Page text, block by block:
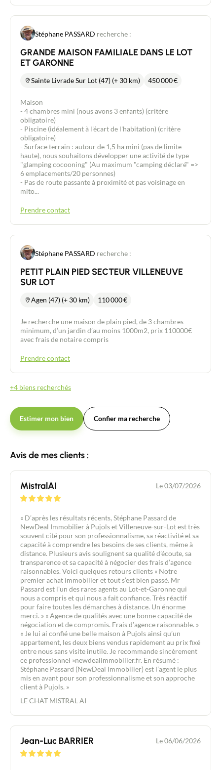
Contacter un conseiller
Estimer/Vendre
Acheter
Actualités
Stéphane PASSARD recherche :
GRANDE MAISON FAMILIALE DANS LE LOT
ET GARONNE
Sainte Livrade Sur Lot (47) (+ 30 km) 450 000€
Maison
- 4 chambres mini (nous avons 3 enfants) (critère
obligatoire)
- Piscine (idéalement à l'écart de l'habitation) (critère
obligatoire)
- Surface terrain : autour de 1,5 ha mini (pas de limite
haute), nous souhaitons développer une activité de type
"glamping cocooning" (Au maximum "camping déclaré" =>
6 emplacements/20 personnes)
- Pas de route passante à proximité et pas voisinage en
mito...
Prendre contact
Stéphane PASSARD recherche :
PETIT PLAIN PIED SECTEUR VILLENEUVE
SUR LOT
Agen (47) (+ 30 km) 110 000€
Je recherche une maison de plain pied, de 3 chambres
minimum, d’un jardin d’au moins 1000m2, prix 110000€
avec frais de notaire compris
Prendre contact
+4 biens recherchés
Estimer mon bien Confier ma recherche
Avis de mes clients :
MistralAI Le 03/07/2026
« D’après les résultats récents, Stéphane Passard de
NewDeal Immobilier à Pujols et Villeneuve-sur-Lot est très
souvent cité pour son professionnalisme, sa réactivité et sa
capacité à comprendre les besoins de ses clients, même à
distance. Plusieurs avis soulignent sa qualité d’écoute, sa
transparence et sa capacité à négocier des frais d’agence
raisonnables. Voici quelques retours clients « Notre
premier achat immobilier et tout s’est bien passé. Mr
Passard est l’un des rares agents au Lot-et-Garonne qui
nous a compris et qui nous a fait confiance. Très réactif
pour faire toutes les démarches à distance. Un énorme
merci. » « Agence de qualités avec une bonne capacité de
négociation et de compromis. Frais d’agence raisonnable. »
« Je lui ai confié une belle maison à Pujols ainsi qu’un
appartement, les deux biens vendus rapidement au prix fixé
entre nous sans visite inutile. Je recommande sincèrement
ce professionnel »newdealimmobilier.fr. En résumé :
Stéphane Passard (NewDeal Immobilier) est l’agent le plus
mis en avant pour son professionnalisme et son approche
client à Pujols. »
LE CHAT MISTRAL AI
Jean-Luc BARRIER Le 06/06/2026